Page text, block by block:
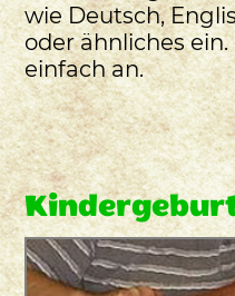
wie Deutsch,
oder ähnliches
einfach an.